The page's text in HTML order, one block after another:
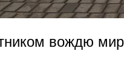
вождю